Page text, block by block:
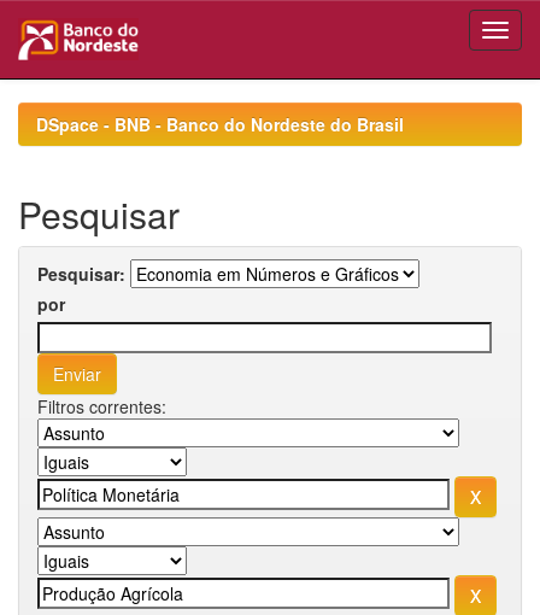
navigationDSpace - BNB - Banco do Nordeste do Brasil
Pesquisar
Pesquisar:
por
Filtros correntes: